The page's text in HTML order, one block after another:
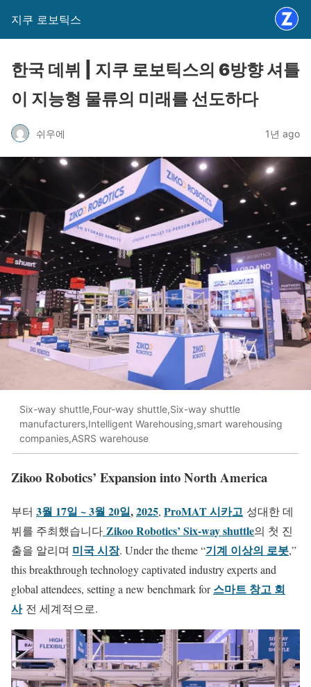
지쿠 로보틱스
한국 데뷔 | 지쿠 로보틱스의 6방향 셔틀
이 지능형 물류의 미래를 선도하다
쉬우에 1년 ago
Six-way shuttle,Four-way shuttle,Six-way shuttle
manufacturers,Intelligent Warehousing,smart warehousing
companies,ASRS warehouse
Zikoo Robotics’ Expansion into North America
부터 3월 17일 ~ 3월 20일,2025, ProMAT 시카고 성대한 데
뷔를 주최했습니다 Zikoo Robotics’ Six-way shuttle의 첫 진
출을 알리며 미국 시장. Under the theme “기계 이상의 로봇,”
this breakthrough technology captivated industry experts and
global attendees, setting a new benchmark for스마트 창고 회
사전 세계적으로.